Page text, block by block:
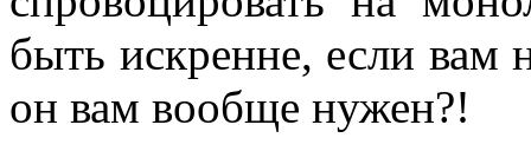
быть искренне, если вам
он вам вообще нужен?!